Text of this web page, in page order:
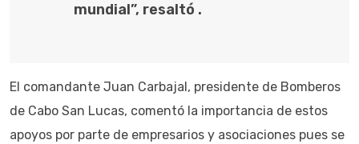
mundial”, resaltó .
El comandante Juan Carbajal, presidente de Bomberos
de Cabo San Lucas, comentó la importancia de estos
apoyos por parte de empresarios y asociaciones pues se